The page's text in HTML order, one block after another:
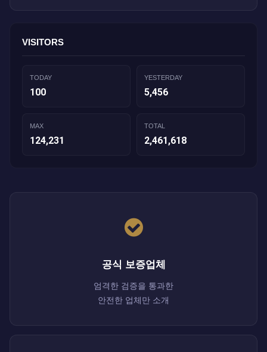
VISITORS
TODAY
100
YESTERDAY
5,456
MAX
124,231
TOTAL
2,461,618
공식 보증업체
엄격한 검증을 통과한
안전한 업체만 소개